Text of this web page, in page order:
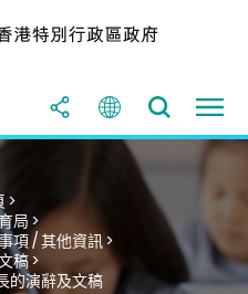
>
局 >
項 / 其他資訊 >
稿 >
的演辭及文稿